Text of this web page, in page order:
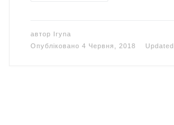
автор Iryna
Опубліковано 4 Червня, 2018 Updated